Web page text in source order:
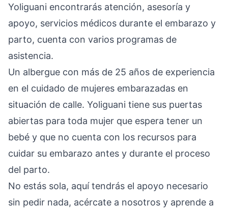
Yoliguani encontrarás atención, asesoría y
apoyo, servicios médicos durante el embarazo y
parto, cuenta con varios programas de
asistencia.
Un albergue con más de 25 años de experiencia
en el cuidado de mujeres embarazadas en
situación de calle. Yoliguani tiene sus puertas
abiertas para toda mujer que espera tener un
bebé y que no cuenta con los recursos para
cuidar su embarazo antes y durante el proceso
del parto.
No estás sola, aquí tendrás el apoyo necesario
sin pedir nada, acércate a nosotros y aprende a